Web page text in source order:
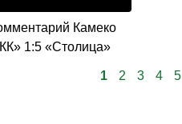
Камеко
1:5 «Столица»
1 2 3 4 5